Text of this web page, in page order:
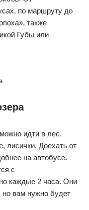
по маршруту до
также
Губы или
идти в лес.
лисички. Доехать от
на автобусе.
с
каждые 2 часа. Они
но вам нужно будет